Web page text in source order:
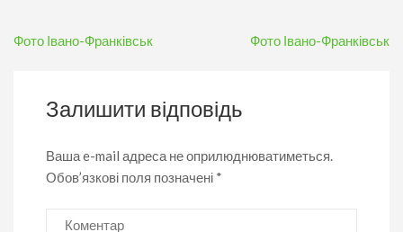
Навігація
Фото Івано-Франківськ Фото Івано-Франківськ
Залишити відповідь
Ваша e-mail адреса не оприлюднюватиметься.
Обов’язкові поля позначені *
Коментар